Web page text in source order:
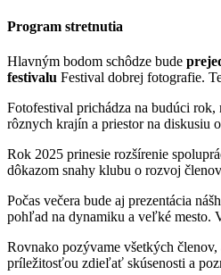
Program stretnutia
Hlavným bodom schôdze bude
festivalu Festival dobrej fotografie.
Fotofestival prichádza na budúci
rôznych krajín a priestor na diskusiu
Rok 2025 prinesie rozšírenie
dôkazom snahy klubu o rozvoj
Počas večera bude aj prezentácia
pohľad na dynamiku a veľké mesto.
Rovnako pozývame všetkých
príležitosťou zdieľať skúsenosti a